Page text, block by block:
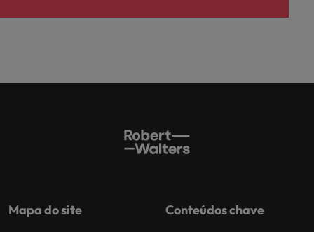
Mapa do site Conteúdos chave